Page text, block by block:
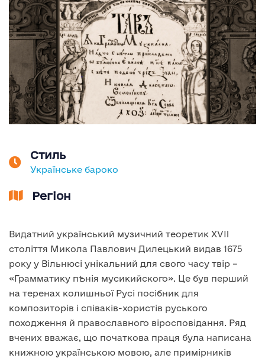
Стиль
Українське бароко
Регіон
Видатний український музичний теоретик XVII
століття Микола Павлович Дилецький видав 1675
року у Вільнюсі унікальний для свого часу твір –
«Грамматику пѢнія мусикийского». Це був перший
на теренах колишньої Русі посібник для
композиторів і співаків-хористів руського
походження й православного віросповідання. Ряд
вчених вважає, що початкова праця була написана
книжною українською мовою, але примірників